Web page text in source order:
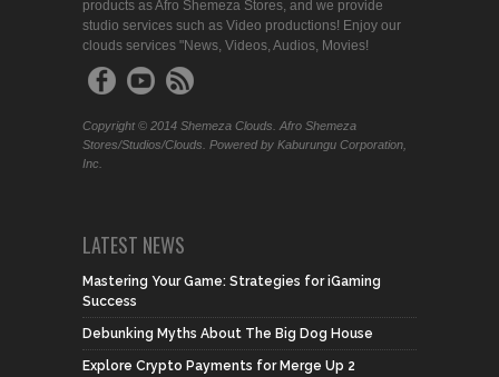
products as Afro Shemeza Stores, and we provide
studio services such as Video productions! Enjoy our
clouds services "News, Videos, Audios, Movies!
Copyright © 2014 Shemeza Clouds. Afro Shemeza
Stores/Studios/Clouds. Powered by Kaburungu Corporation,
Inc.
LATEST NEWS
Mastering Your Game: Strategies for iGaming
Success
Debunking Myths About The Big Dog House
Explore Crypto Payments for Merge Up 2